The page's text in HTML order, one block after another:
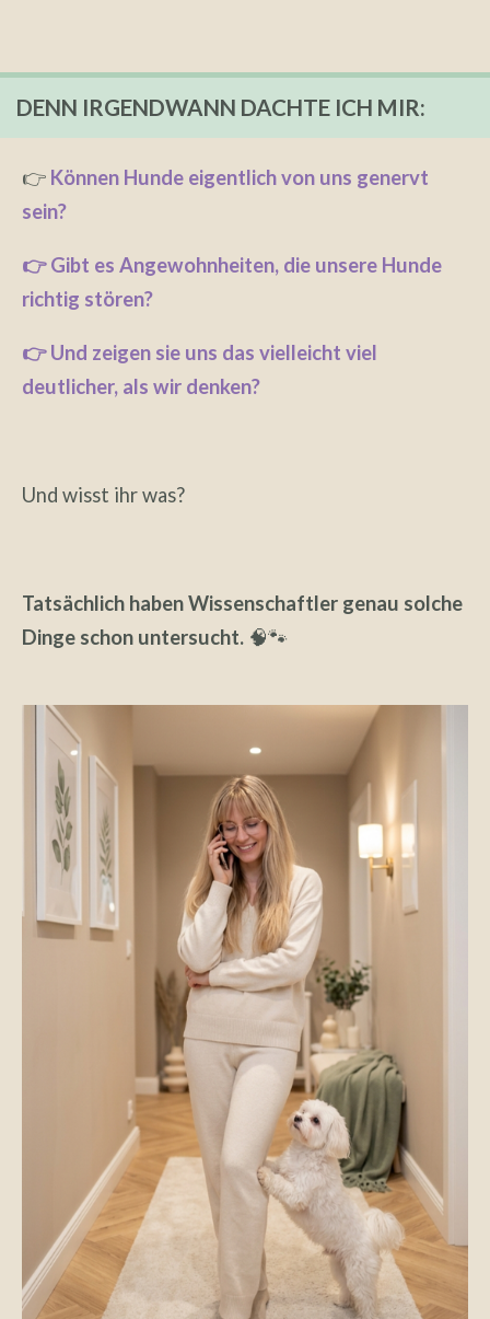
DENN IRGENDWANN DACHTE ICH MIR:
👉 Können Hunde eigentlich von uns genervt
sein?
👉 Gibt es Angewohnheiten, die unsere Hunde
richtig stören?
👉 Und zeigen sie uns das vielleicht viel
deutlicher, als wir denken?
Und wisst ihr was?
Tatsächlich haben Wissenschaftler genau solche
Dinge schon untersucht. 🧠🐾